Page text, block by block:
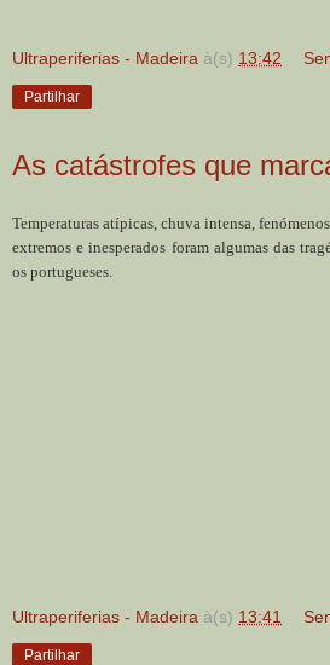
Ultraperiferias - Madeira à(s) 13:42
Partilhar
As catástrofes que
Temperaturas atípicas, chuva intensa,
extremos e inesperados foram algumas das
os portugueses.
Ultraperiferias - Madeira à(s) 13:41
Partilhar